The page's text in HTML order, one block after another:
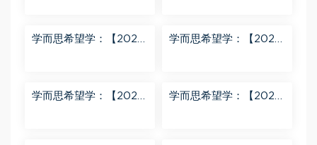
学而思希望学：【2024
学而思希望学：【2024
学而思希望学：【2024
学而思希望学：【2023